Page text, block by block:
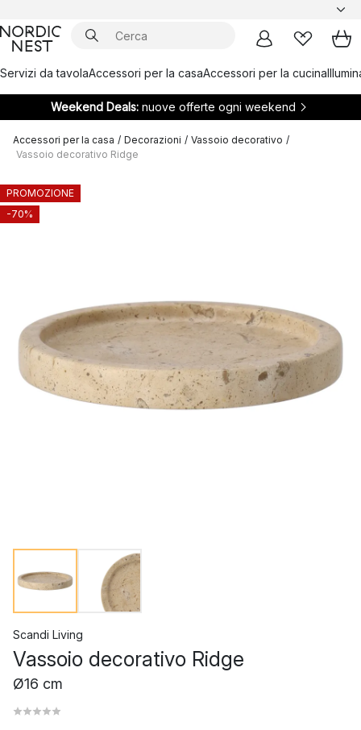
Servizi da tavolaAccessori per la casaAccessori per la cucina
Weekend Deals: nuove offerte ogni weekend
Accessori per la casa / Decorazioni / Vassoio decorativo /
Vassoio decorativo Ridge
PROMOZIONE
-70%
Scandi Living
Vassoio decorativo Ridge
Ø16 cm